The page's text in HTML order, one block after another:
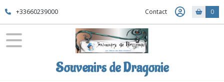
+33660239000 Contact 0
Souvenirs de Dragonie